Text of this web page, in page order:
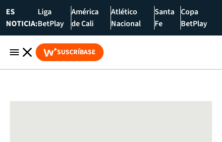
ES
NOTICIA:
Liga
BetPlay
América
de Cali
Atlético
Nacional
Santa
Fe
Copa
BetPlay
SUSCRÍBASE